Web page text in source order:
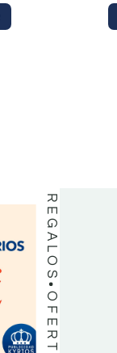
REGALOS